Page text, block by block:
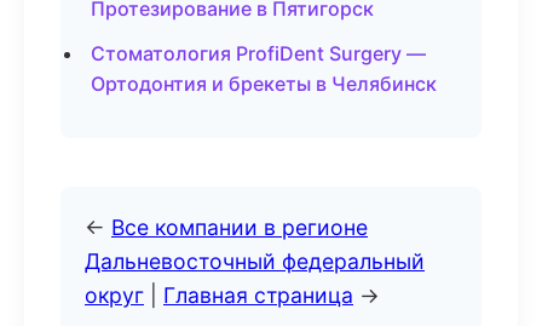
Протезирование в Пятигорск
Стоматология ProfiDent Surgery —
Ортодонтия и брекеты в Челябинск
← Все компании в регионе
Дальневосточный федеральный
округ
Главная страница →